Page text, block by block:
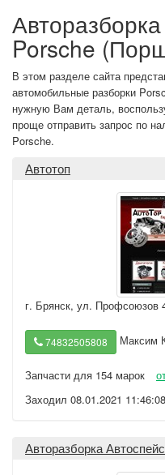
Авторазборка
Porsche
В этом разделе сайта
автомобильные разборки
нужную Вам деталь,
проще отправить запрос по
Porsche.
Автотоп
г. Брянск, ул. Профсоюзов
74832505808 Максим
Запчасти для 154 марок
Заходил 08.01.2021 11:46:08
Авторазборка